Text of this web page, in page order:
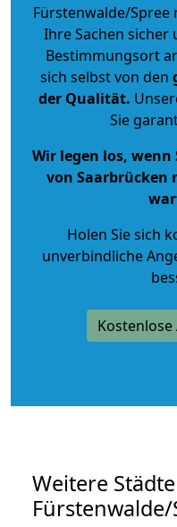
Fürstenwalde/
Ihre Sachen sicher
Bestimmungsort
sich selbst von den
der Qualität.
Sie
Wir legen los,
von Saarbrücken
Holen Sie sich
unverbindliche
Weitere
Fürstenwalde/